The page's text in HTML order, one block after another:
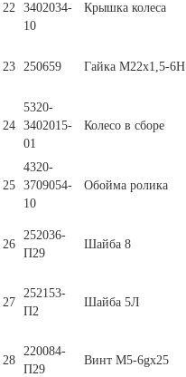
22 3402034-
10
Крышка колеса
23 250659 Гайка М22х1,5-6Н
24
5320-
3402015-
01
Колесо в сборе
25
4320-
3709054-
10
Обойма ролика
26
252036-
П29
Шайба 8
27
252153-
П2
Шайба 5Л
28
220084-
П29
Винт М5-6gх25